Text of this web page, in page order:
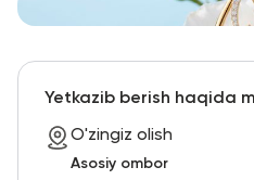
Yetkazib berish haqida
O'zingiz olish
Asosiy ombor